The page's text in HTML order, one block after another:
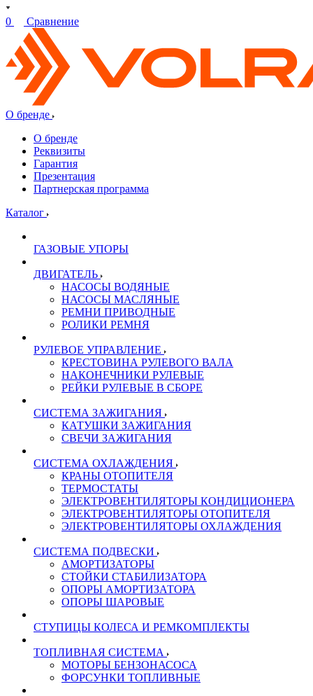
0 Сравнение
О бренде
О бренде
Реквизиты
Гарантия
Презентация
Партнерская программа
Каталог
ГАЗОВЫЕ УПОРЫ
ДВИГАТЕЛЬ
НАСОСЫ ВОДЯНЫЕ
НАСОСЫ МАСЛЯНЫЕ
РЕМНИ ПРИВОДНЫЕ
РОЛИКИ РЕМНЯ
РУЛЕВОЕ УПРАВЛЕНИЕ
КРЕСТОВИНА РУЛЕВОГО ВАЛА
НАКОНЕЧНИКИ РУЛЕВЫЕ
РЕЙКИ РУЛЕВЫЕ В СБОРЕ
СИСТЕМА ЗАЖИГАНИЯ
КАТУШКИ ЗАЖИГАНИЯ
СВЕЧИ ЗАЖИГАНИЯ
СИСТЕМА ОХЛАЖДЕНИЯ
КРАНЫ ОТОПИТЕЛЯ
ТЕРМОСТАТЫ
ЭЛЕКТРОВЕНТИЛЯТОРЫ КОНДИЦИОНЕРА
ЭЛЕКТРОВЕНТИЛЯТОРЫ ОТОПИТЕЛЯ
ЭЛЕКТРОВЕНТИЛЯТОРЫ ОХЛАЖДЕНИЯ
СИСТЕМА ПОДВЕСКИ
АМОРТИЗАТОРЫ
СТОЙКИ СТАБИЛИЗАТОРА
ОПОРЫ АМОРТИЗАТОРА
ОПОРЫ ШАРОВЫЕ
СТУПИЦЫ КОЛЕСА И РЕМКОМПЛЕКТЫ
ТОПЛИВНАЯ СИСТЕМА
МОТОРЫ БЕНЗОНАСОСА
ФОРСУНКИ ТОПЛИВНЫЕ